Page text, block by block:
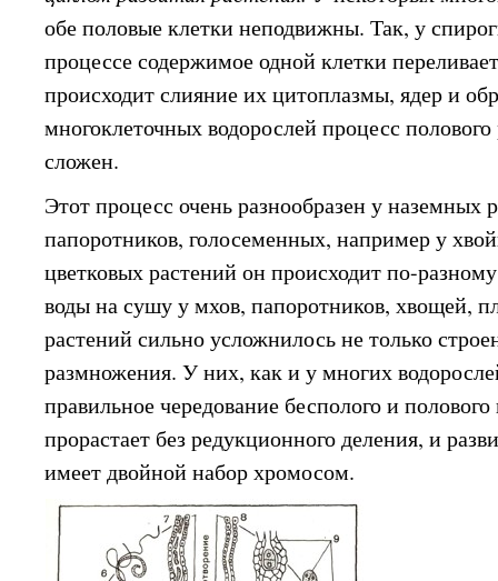
обе половые клетки неподвижны. Так, у
процессе содержимое одной клетки
происходит слияние их цитоплазмы, ядер и
многоклеточных водорослей процесс
сложен.
Этот процесс очень разнообразен у наземных
папоротников, голосеменных, например у
цветковых растений он происходит по-
воды на сушу у мхов, папоротников, хвощей,
растений сильно усложнилось не только
размножения. У них, как и у многих
правильное чередование бесполого и
прорастает без редукционного деления, и
имеет двойной набор хромосом.